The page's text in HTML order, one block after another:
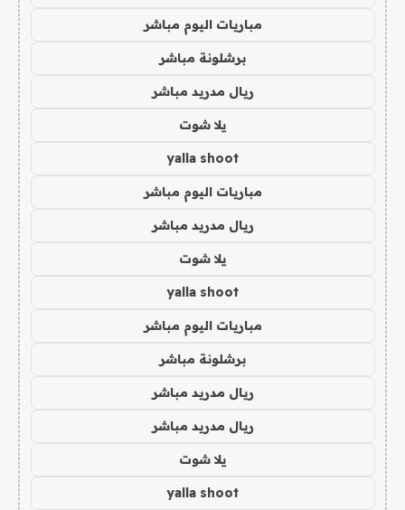
مباريات اليوم مباشر
برشلونة مباشر
ريال مدريد مباشر
يلا شوت
yalla shoot
مباريات اليوم مباشر
ريال مدريد مباشر
يلا شوت
yalla shoot
مباريات اليوم مباشر
برشلونة مباشر
ريال مدريد مباشر
ريال مدريد مباشر
يلا شوت
yalla shoot